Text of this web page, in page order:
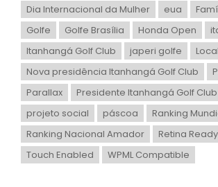
Dia Internacional da Mulher
eua
Golfe
Golfe Brasília Honda Open
Itanhangá Golf Club
japeri golfe
Nova presidência Itanhangá Golf Club
Parallax
Presidente Itanhangá Golf Club
projeto social
páscoa
Ranking
Ranking Nacional Amador
Retina Ready
Touch Enabled
WPML Compatible